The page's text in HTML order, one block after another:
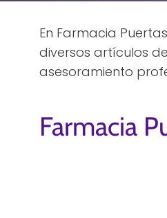
En Farmacia
diversos artículos
asesoramiento
Farmacia